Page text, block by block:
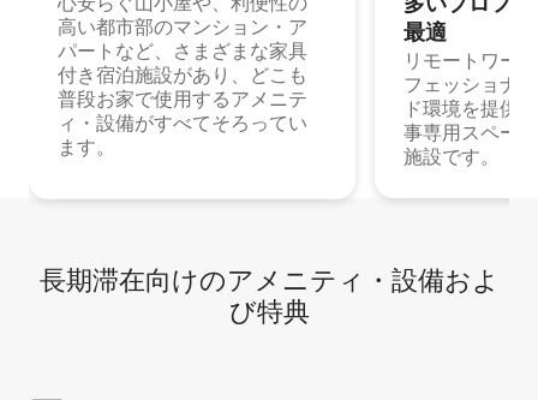
高い都市部のマンション・ア
パートなど、さまざまな家具
付き宿泊施設があり、どこも
普段お家で使用するアメニテ
ィ・設備がすべてそろってい
ます。
最⁠適
リモートワー
フェッショナ
ド環境を提供
事専用スペー
施設です。
長期滞在向け⁠のア⁠メ⁠ニ⁠テ⁠ィ⁠・設⁠備⁠およ
び特⁠典